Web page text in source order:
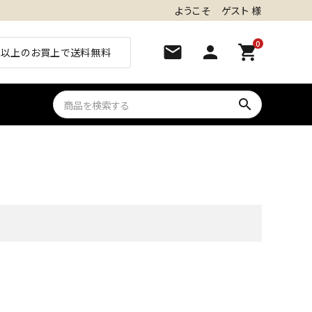
ようこそ ゲスト 様
上のお買上で送料無料 mail person 0
shopping_cart
search